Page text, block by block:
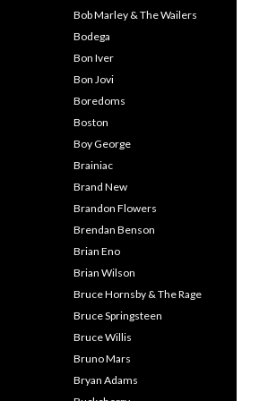
Bob Marley & The Wailers
Bodega
Bon Iver
Bon Jovi
Boredoms
Boston
Boy George
Brainiac
Brand New
Brandon Flowers
Brendan Benson
Brian Eno
Brian Wilson
Bruce Hornsby & The Rage
Bruce Springsteen
Bruce Willis
Bruno Mars
Bryan Adams